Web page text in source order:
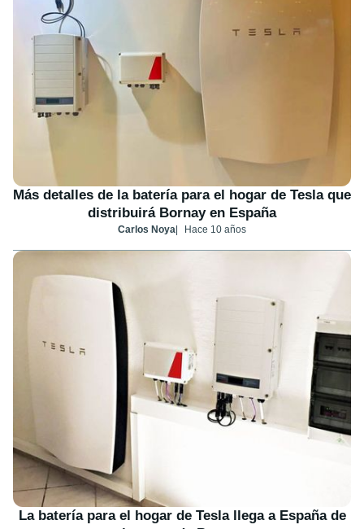
Más detalles de la batería para el hogar de Tesla que
distribuirá Bornay en España
Carlos Noya Hace 10 años
La batería para el hogar de Tesla llega a España de